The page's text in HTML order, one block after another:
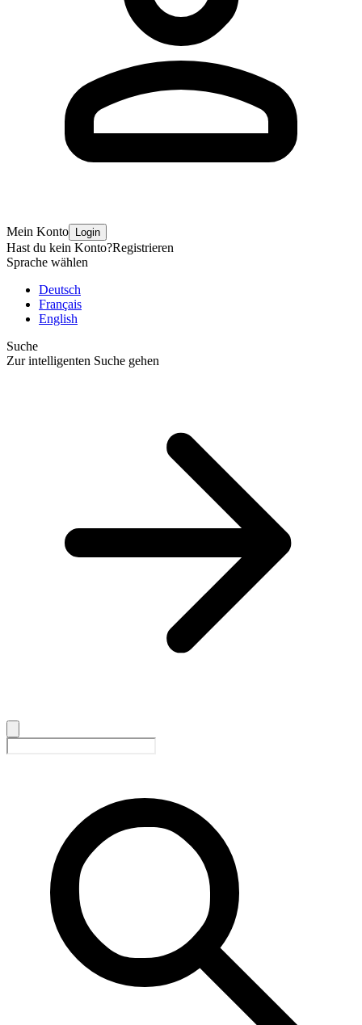
Mein Konto Login
Hast du kein Konto?Registrieren
Sprache wählen
Deutsch
Français
English
Suche
Zur intelligenten Suche gehen